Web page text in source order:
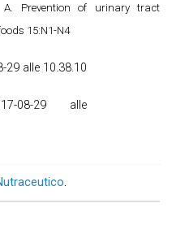
Prevention of urinary tract
15:N1-N4
.